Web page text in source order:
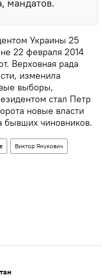
мандатов.
Украины 25
22 февраля 2014
Верховная рада
изменила
выборы,
стал Петр
новые власти
бывших чиновников.
Виктор Янукович